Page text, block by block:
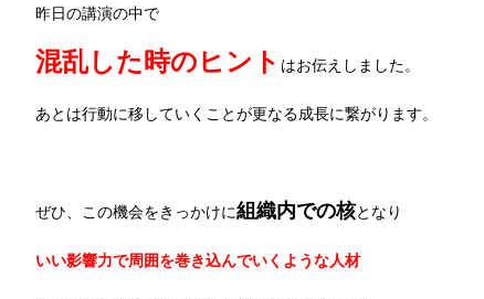
昨日の講演の中で
混乱した時のヒント はお伝えしました。
あとは行動に移していくことが更なる成長に繋がります。
ぜひ、この機会をきっかけに組織内での核となり
いい影響力で周囲を巻き込んでいくような人材